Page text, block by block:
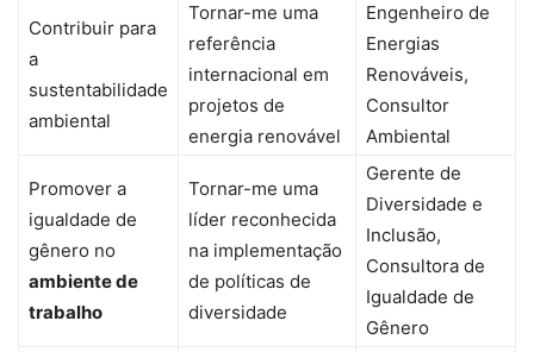
Contribuir para
a
sustentabilidade
ambiental
Tornar-me uma
referência
internacional em
projetos de
energia renovável
Engenheiro de
Energias
Renováveis,
Consultor
Ambiental
Promover a
igualdade de
gênero no
ambiente de
trabalho
Tornar-me uma
líder reconhecida
na implementação
de políticas de
diversidade
Gerente de
Diversidade e
Inclusão,
Consultora de
Igualdade de
Gênero